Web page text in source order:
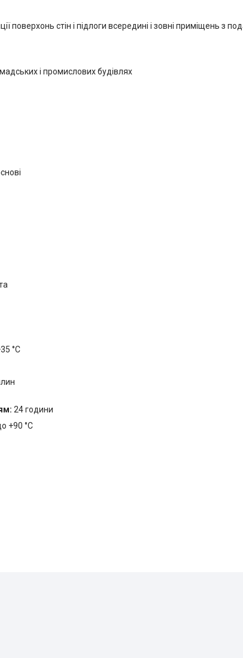
поверхонь стін і підлоги всередині і зовні приміщень з
і промислових будівлях
°C
24 години
+90 °C